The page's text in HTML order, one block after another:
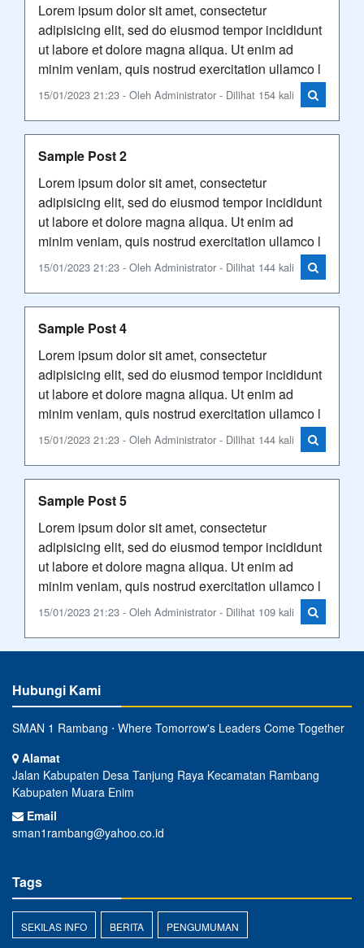
Lorem ipsum dolor sit amet, consectetur
adipisicing elit, sed do eiusmod tempor incididunt
ut labore et dolore magna aliqua. Ut enim ad
minim veniam, quis nostrud exercitation ullamco l
15/01/2023 21:23 - Oleh Administrator - Dilihat 154 kali
Sample Post 2
Lorem ipsum dolor sit amet, consectetur
adipisicing elit, sed do eiusmod tempor incididunt
ut labore et dolore magna aliqua. Ut enim ad
minim veniam, quis nostrud exercitation ullamco l
15/01/2023 21:23 - Oleh Administrator - Dilihat 144 kali
Sample Post 4
Lorem ipsum dolor sit amet, consectetur
adipisicing elit, sed do eiusmod tempor incididunt
ut labore et dolore magna aliqua. Ut enim ad
minim veniam, quis nostrud exercitation ullamco l
15/01/2023 21:23 - Oleh Administrator - Dilihat 144 kali
Sample Post 5
Lorem ipsum dolor sit amet, consectetur
adipisicing elit, sed do eiusmod tempor incididunt
ut labore et dolore magna aliqua. Ut enim ad
minim veniam, quis nostrud exercitation ullamco l
15/01/2023 21:23 - Oleh Administrator - Dilihat 109 kali
Hubungi Kami
SMAN 1 Rambang ⋅ Where Tomorrow's Leaders Come Together
Alamat
Jalan Kabupaten Desa Tanjung Raya Kecamatan Rambang
Kabupaten Muara Enim
Email
sman1rambang@yahoo.co.id
Tags
SEKILAS INFO BERITA PENGUMUMAN